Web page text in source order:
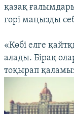
қазақ
гөрі маңызды
«Көбі елге
алады. Бірақ
тоқырап